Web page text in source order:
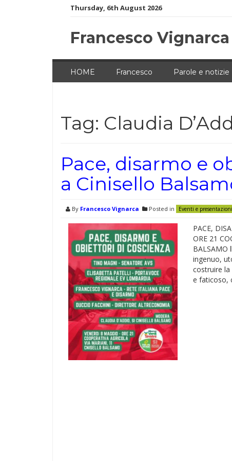
Thursday, 6th August 2026
Francesco
HOME Francesco Parole e notizie
Tag: Claudia
Pace, disarmo e
a Cinisello
By Francesco Vignarca Posted in Eventi e presentazioni
PACE,
ORE 21
ingenuo,
costruire
e faticoso,